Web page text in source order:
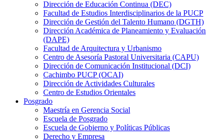
Dirección de Educación Continua (DEC)
Facultad de Estudios Interdisciplinarios de la PUCP
Dirección de Gestión del Talento Humano (DGTH)
Dirección Académica de Planeamiento y Evaluación
(DAPE)
Facultad de Arquitectura y Urbanismo
Centro de Asesoría Pastoral Universitaria (CAPU)
Dirección de Comunicación Institucional (DCI)
Cachimbo PUCP (OCAI)
Dirección de Actividades Culturales
Centro de Estudios Orientales
Posgrado
Maestría en Gerencia Social
Escuela de Posgrado
Escuela de Gobierno y Políticas Públicas
Derecho y Empresa